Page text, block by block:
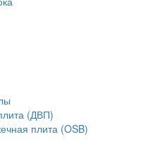
(ДВП)
плита (OSB)